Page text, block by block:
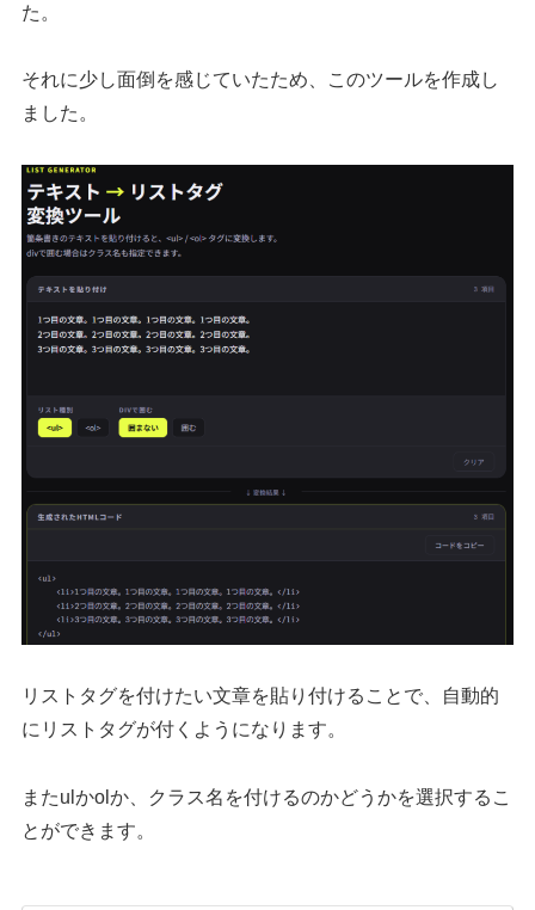
た。
それに少し面倒を感じていたため、このツールを作成し
ました。
リストタグを付けたい文章を貼り付けることで、自動的
にリストタグが付くようになります。
またulかolか、クラス名を付けるのかどうかを選択するこ
とができます。